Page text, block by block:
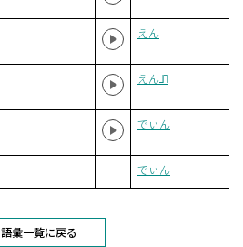
えん
えん˩˥
でぃん
でぃん
語彙一覧に戻る